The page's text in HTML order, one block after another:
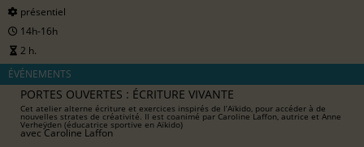
présentiel
14h-16h
2 h.
ÉVÉNEMENTS
PORTES OUVERTES : ÉCRITURE VIVANTE
Cet atelier alterne écriture et exercices inspirés de l’Aïkido, pour accéder à de
nouvelles strates de créativité. Il est coanimé par Caroline Laffon, autrice et Anne
Verheÿden (éducatrice sportive en Aïkido)
avecCaroline Laffon